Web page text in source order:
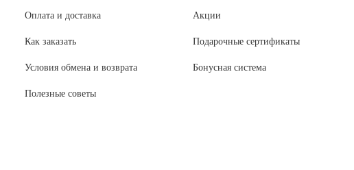
Оплата и доставка
Как заказать
Условия обмена и возврата
Полезные советы
Акции
Подарочные сертификаты
Бонусная система